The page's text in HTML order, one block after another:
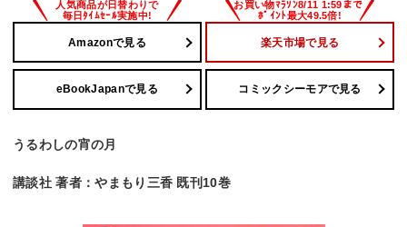
Amazonで見る 楽天市場で見る
eBookJapanで見る コミックシーモアで見る
うるわしの宵の月
講談社 著者：やまもり三香 既刊10巻